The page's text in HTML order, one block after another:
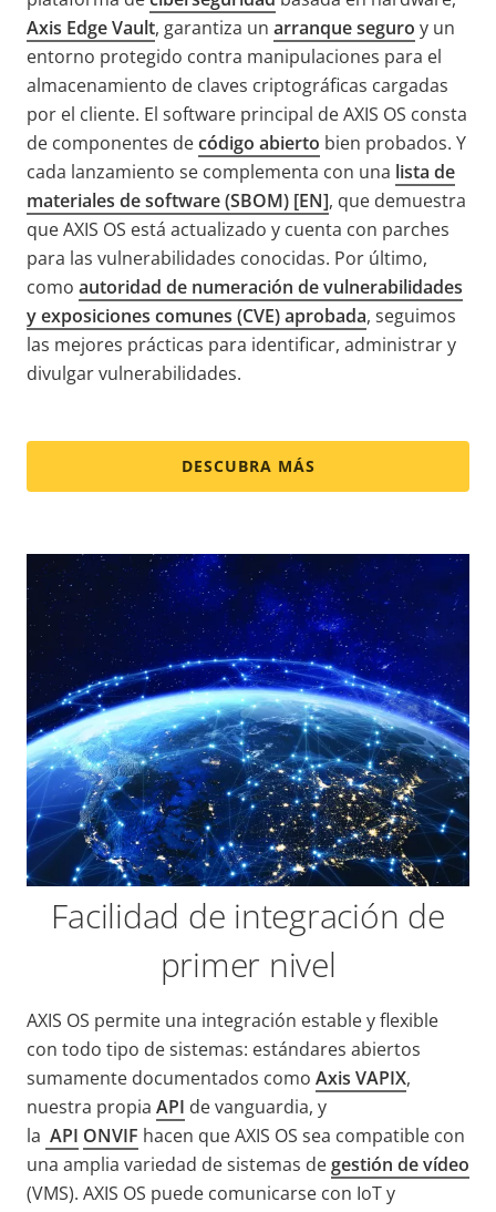
Axis Edge Vault, garantiza un arranque seguro y un
entorno protegido contra manipulaciones para el
almacenamiento de claves criptográficas cargadas
por el cliente. El software principal de AXIS OS consta
de componentes decódigo abierto bien probados. Y
cada lanzamiento se complementa con una lista de
materiales de software (SBOM) [EN], que demuestra
que AXIS OS está actualizado y cuenta con parches
para las vulnerabilidades conocidas. Por último,
como autoridad de numeración de vulnerabilidades
y exposiciones comunes (CVE) aprobada, seguimos
las mejores prácticas para identificar, administrar y
divulgar vulnerabilidades.
DESCUBRA MÁS
Facilidad de integración de
primer nivel
AXIS OS permite una integración estable y flexible
con todo tipo de sistemas: estándares abiertos
sumamente documentados como Axis VAPIX,
nuestra propia API de vanguardia, y
la API ONVIF hacen que AXIS OS sea compatible con
una amplia variedad de sistemas degestión de vídeo
(VMS). AXIS OS puede comunicarse con IoT y